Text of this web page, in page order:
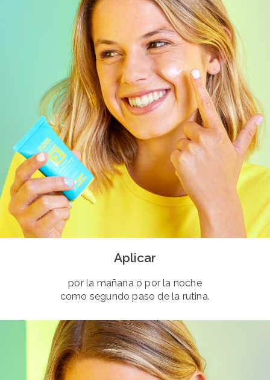
Aplicar
por la mañana o por la noche
como segundo paso de la rutina.